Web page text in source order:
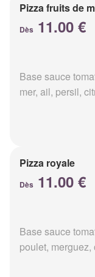
Pizza fruits de
Dès 11.00 €
Base sauce
mer, ail, persil,
Pizza royale
Dès 11.00 €
Base sauce
poulet, merguez,